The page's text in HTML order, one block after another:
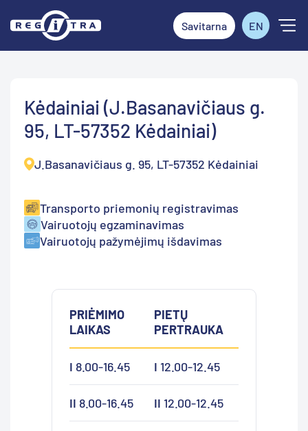
Savitarna EN
Kėdainiai (J.Basanavičiaus g.
95, LT-57352 Kėdainiai)
J.Basanavičiaus g. 95, LT-57352 Kėdainiai
Transporto priemonių registravimas
Vairuotojų egzaminavimas
Vairuotojų pažymėjimų išdavimas
PRIĖMIMO
LAIKAS
PIETŲ
PERTRAUKA
I 8.00-16.45 I 12.00-12.45
II 8.00-16.45 II 12.00-12.45